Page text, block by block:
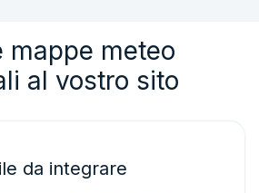
mappe meteo
al vostro sito
da integrare